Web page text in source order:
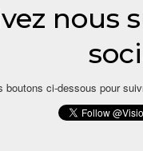
nous
boutons ci-dessous pour